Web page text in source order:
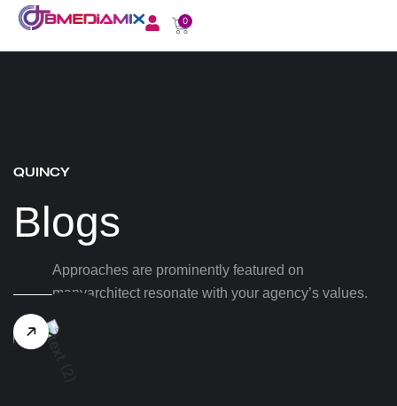
0
QUINCY
Blogs
Approaches are prominently featured on
manyarchitect resonate with your agency’s values.